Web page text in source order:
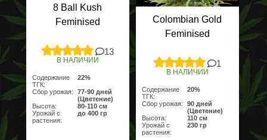
8 Ball Kush
Feminised
13
В НАЛИЧИИ
Содержание
ТГК:
22%
Сбор урожая:
77-90 дней
(Цветение)
Высота:
80-110 см
Урожай с
растения:
до 400 гр
Colombian Gold
Feminised
1
В НАЛИЧИИ
Содержание
ТГК:
20%
Сбор урожая:
90 дней
(Цветение)
Высота:
110 см
Урожай с
растения:
230 гр